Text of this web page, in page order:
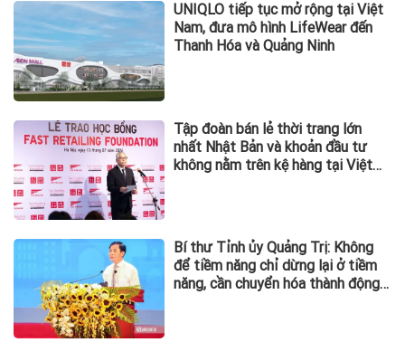
UNIQLO tiếp tục mở rộng tại Việt
Nam, đưa mô hình LifeWear đến
Thanh Hóa và Quảng Ninh
Tập đoàn bán lẻ thời trang lớn
nhất Nhật Bản và khoản đầu tư
không nằm trên kệ hàng tại Việt
Bí thư Tỉnh ủy Quảng Trị: Không
để tiềm năng chỉ dừng lại ở tiềm
năng, cần chuyển hóa thành động